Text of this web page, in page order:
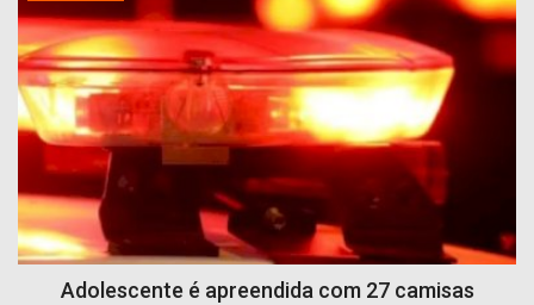
Adolescente é apreendida com 27 camisas